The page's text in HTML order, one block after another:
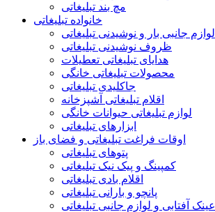
مچ بند تبلیغاتی
خانواده تبلیغاتی
لوازم جانبی بار و نوشیدنی تبلیغاتی
ظروف نوشیدنی تبلیغاتی
هدایای تبلیغاتی تعطیلات
محصولات تبلیغاتی خانگی
جاکلیدی تبلیغاتی
اقلام تبلیغاتی آشپزخانه
لوازم تبلیغاتی حیوانات خانگی
ابزارهای تبلیغاتی
اوقات فراغت تبلیغاتی و فضای باز
پتوهای تبلیغاتی
کمپینگ و پیک نیک تبلیغاتی
اقلام بادی تبلیغاتی
پانچو و بارانی تبلیغاتی
عینک آفتابی و لوازم جانبی تبلیغاتی